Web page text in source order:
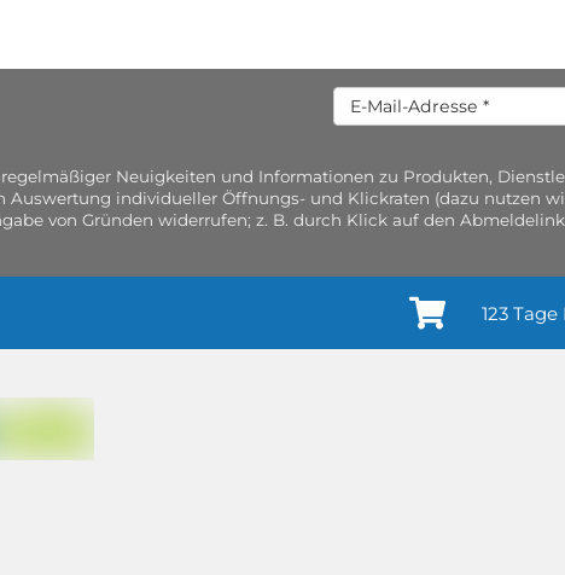
Neuigkeiten und Informationen zu Produkten,
Auswertung individueller Öffnungs- und Klickraten (dazu
von Gründen widerrufen; z. B. durch Klick auf den
123